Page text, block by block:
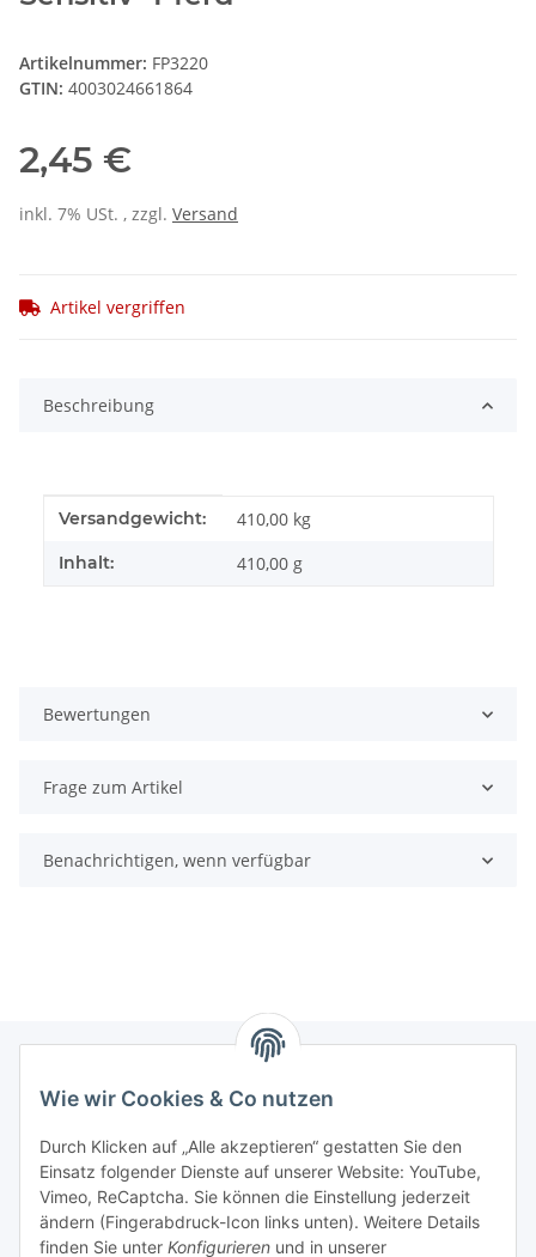
Wie wir Cookies & Co nutzen
Durch Klicken auf „Alle akzeptieren“ gestatten Sie den
Einsatz folgender Dienste auf unserer Website: YouTube,
Vimeo, ReCaptcha. Sie können die Einstellung jederzeit
ändern (Fingerabdruck-Icon links unten). Weitere Details
finden Sie unter Konfigurieren und in unserer
Artikelnummer: FP3220
GTIN: 4003024661864
2,45 €
inkl. 7% USt. , zzgl. Versand
Artikel vergriffen
Beschreibung
Produkteigenschaft
Wert
Versandgewicht: 410,00 kg
Inhalt: 410,00 g
Bewertungen
Frage zum Artikel
Benachrichtigen, wenn verfügbar
Informationen
Gesetzliche Informationen
Mein Konto